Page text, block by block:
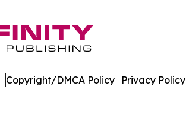
Copyright/DMCA Policy Privacy Policy